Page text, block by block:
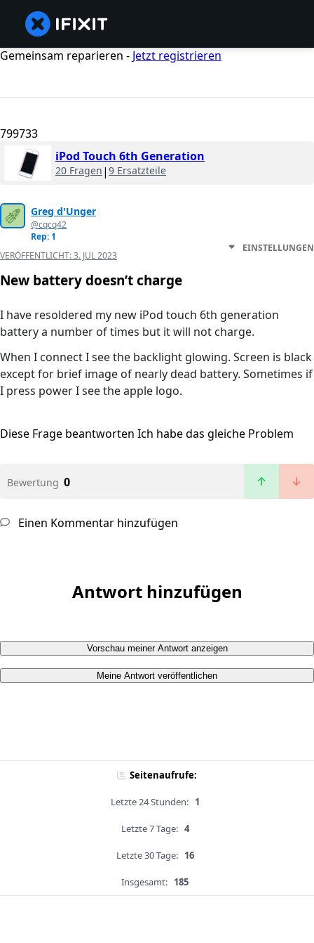
Gemeinsam reparieren - Jetzt registrieren
799733
iPod Touch 6th Generation
20 Fragen | 9 Ersatzteile
Greg d'Unger
@cqcq42
Rep: 1
VERÖFFENTLICHT:3. JUL 2023
EINSTELLUNGEN
New battery doesn’t charge
I have resoldered my new iPod touch 6th generation
battery a number of times but it will not charge.
When I connect I see the backlight glowing. Screen is black
except for brief image of nearly dead battery. Sometimes if
I press power I see the apple logo.
Diese Frage beantworten Ich habe das gleiche Problem
Bewertung 0
Einen Kommentar hinzufügen
Antwort hinzufügen
Vorschau meiner Antwort anzeigen
Meine Antwort veröffentlichen
Seitenaufrufe:
Letzte 24 Stunden: 1
Letzte 7 Tage: 4
Letzte 30 Tage: 16
Insgesamt: 185